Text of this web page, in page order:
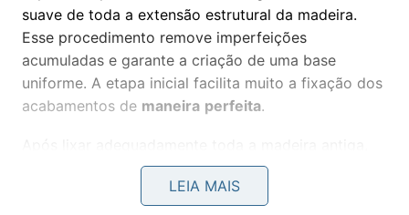
suave de toda a extensão estrutural da madeira.
Esse procedimento remove imperfeições
acumuladas e garante a criação de uma base
uniforme. A etapa inicial facilita muito a fixação dos
acabamentos de maneira perfeita.
realize a limpeza completa para retirar a poeira
resultante. Em seguida, utilize massa acrílica própria
LEIA MAIS